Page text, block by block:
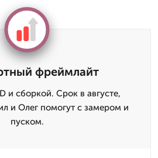
фреймлайт
и сборкой. Срок в августе,
и Олег помогут с замером и
пуском.